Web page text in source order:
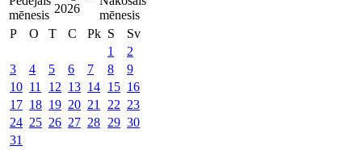
2026
P
O T C Pk S
Sv
1
2
3
4 5 6 7 8
9
10 11 12 13 14 15 16
17 18 19 20 21 22 23
24 25 26 27 28 29 30
31